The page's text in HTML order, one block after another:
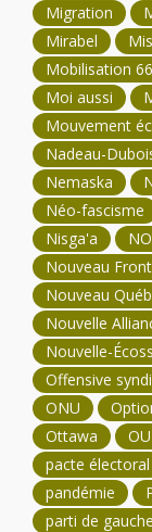
Migration
Mirabel
Mobilisation
Moi aussi
Mouvement
Nadeau-
Nemaska
Néo-fascisme
Nisga'a
Nouveau
Nouveau
Nouvelle
Nouvelle-
Offensive
ONU
Ottawa
pacte électoral
pandémie
parti de gauche